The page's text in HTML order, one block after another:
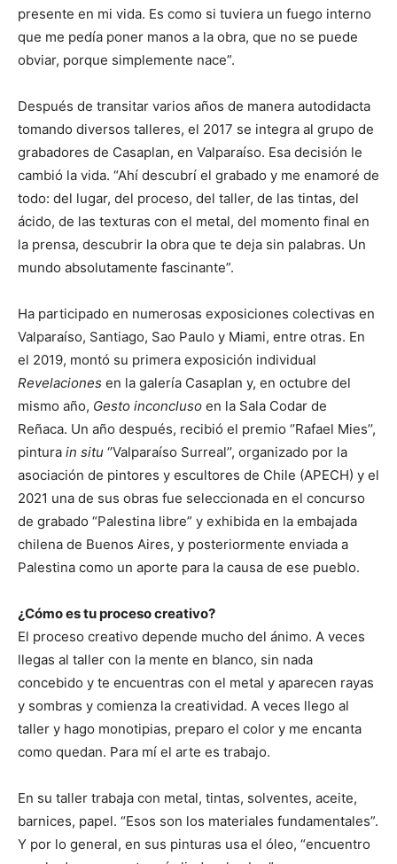
presente en mi vida. Es como si tuviera un fuego interno
que me pedía poner manos a la obra, que no se puede
obviar, porque simplemente nace”.
Después de transitar varios años de manera autodidacta
tomando diversos talleres, el 2017 se integra al grupo de
grabadores de Casaplan, en Valparaíso. Esa decisión le
cambió la vida. “Ahí descubrí el grabado y me enamoré de
todo: del lugar, del proceso, del taller, de las tintas, del
ácido, de las texturas con el metal, del momento final en
la prensa, descubrir la obra que te deja sin palabras. Un
mundo absolutamente fascinante”.
Ha participado en numerosas exposiciones colectivas en
Valparaíso, Santiago, Sao Paulo y Miami, entre otras. En
el 2019, montó su primera exposición individual
Revelaciones en la galería Casaplan y, en octubre del
mismo año, Gesto inconcluso en la Sala Codar de
Reñaca. Un año después, recibió el premio ‘’Rafael Mies’’,
pintura in situ ‘’Valparaíso Surreal’’, organizado por la
asociación de pintores y escultores de Chile (APECH) y el
2021 una de sus obras fue seleccionada en el concurso
de grabado “Palestina libre” y exhibida en la embajada
chilena de Buenos Aires, y posteriormente enviada a
Palestina como un aporte para la causa de ese pueblo.
¿Cómo es tu proceso creativo?
El proceso creativo depende mucho del ánimo. A veces
llegas al taller con la mente en blanco, sin nada
concebido y te encuentras con el metal y aparecen rayas
y sombras y comienza la creatividad. A veces llego al
taller y hago monotipias, preparo el color y me encanta
como quedan. Para mí el arte es trabajo.
En su taller trabaja con metal, tintas, solventes, aceite,
barnices, papel. “Esos son los materiales fundamentales”.
Y por lo general, en sus pinturas usa el óleo, “encuentro